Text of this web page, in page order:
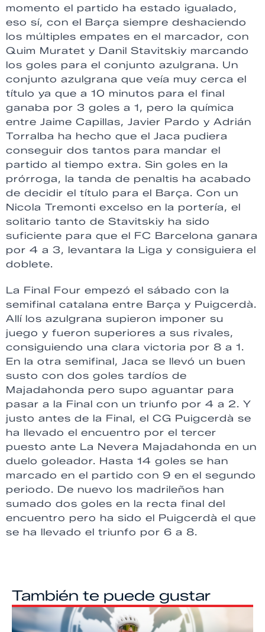
momento el partido ha estado igualado,
eso sí, con el Barça siempre deshaciendo
los múltiples empates en el marcador, con
Quim Muratet y Danil Stavitskiy marcando
los goles para el conjunto azulgrana. Un
conjunto azulgrana que veía muy cerca el
título ya que a 10 minutos para el final
ganaba por 3 goles a 1, pero la química
entre Jaime Capillas, Javier Pardo y Adrián
Torralba ha hecho que el Jaca pudiera
conseguir dos tantos para mandar el
partido al tiempo extra. Sin goles en la
prórroga, la tanda de penaltis ha acabado
de decidir el título para el Barça. Con un
Nicola Tremonti excelso en la portería, el
solitario tanto de Stavitskiy ha sido
suficiente para que el FC Barcelona ganara
por 4 a 3, levantara la Liga y consiguiera el
doblete.
La Final Four empezó el sábado con la
semifinal catalana entre Barça y Puigcerdà.
Allí los azulgrana supieron imponer su
juego y fueron superiores a sus rivales,
consiguiendo una clara victoria por 8 a 1.
En la otra semifinal, Jaca se llevó un buen
susto con dos goles tardíos de
Majadahonda pero supo aguantar para
pasar a la Final con un triunfo por 4 a 2. Y
justo antes de la Final, el CG Puigcerdà se
ha llevado el encuentro por el tercer
puesto ante La Nevera Majadahonda en un
duelo goleador. Hasta 14 goles se han
marcado en el partido con 9 en el segundo
periodo. De nuevo los madrileños han
sumado dos goles en la recta final del
encuentro pero ha sido el Puigcerdà el que
se ha llevado el triunfo por 6 a 8.
También te puede gustar